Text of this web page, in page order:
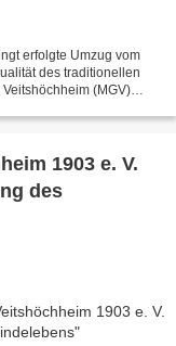
erfolgte Umzug vom
des traditionellen
(MGV)
1903 e. V.
des